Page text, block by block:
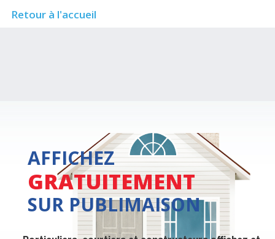
Retour à l'accueil
AFFICHEZ
GRATUITEMENT
SUR PUBLIMAISON